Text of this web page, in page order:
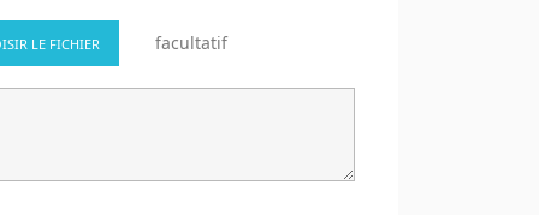
LE FICHIER facultatif